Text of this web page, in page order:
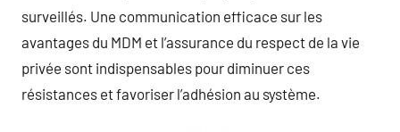
surveillés. Une communication efficace sur les
avantages du MDM et l’assurance du respect de la vie
privée sont indispensables pour diminuer ces
résistances et favoriser l’adhésion au système.